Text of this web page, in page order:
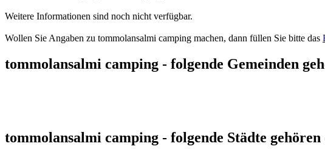
Weitere Informationen sind noch nicht verfügbar.
Wollen Sie Angaben zu tommolansalmi camping machen, dann füllen Sie bitte das
tommolansalmi camping - folgende Gemeinden
tommolansalmi camping - folgende Städte gehören